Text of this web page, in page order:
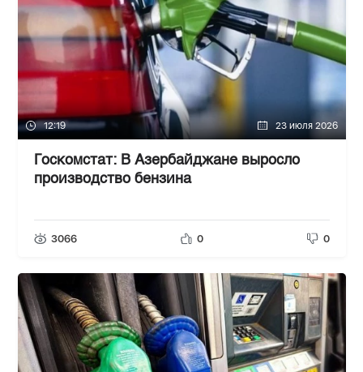
12:19 23 июля 2026
Госкомстат: В Азербайджане выросло
производство бензина
3066 0 0